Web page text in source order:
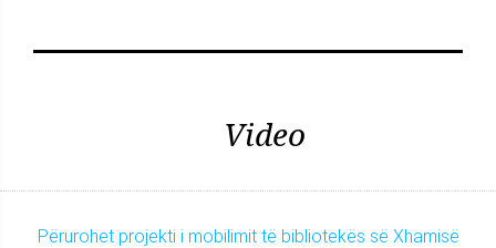
Video
Përurohet projekti i mobilimit të bibliotekës së Xhamisë